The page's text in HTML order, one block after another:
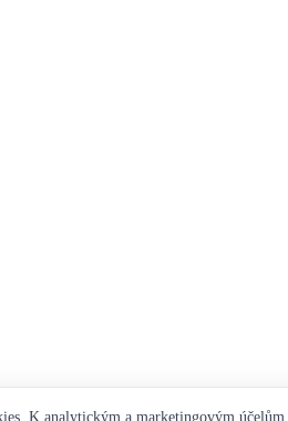
K analytickým a marketingovým účelům